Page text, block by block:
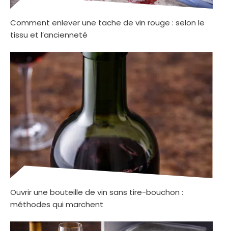
Comment enlever une tache de vin rouge : selon le
tissu et l’ancienneté
Ouvrir une bouteille de vin sans tire-bouchon :
méthodes qui marchent